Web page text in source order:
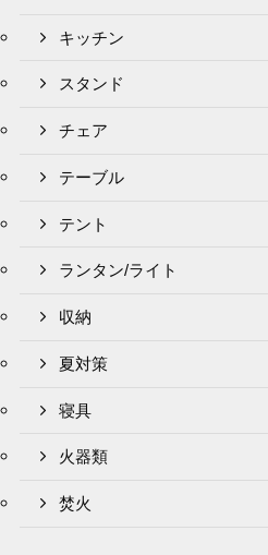
キッチン
スタンド
チェア
テーブル
テント
ランタン/ライト
収納
夏対策
寝具
火器類
焚火